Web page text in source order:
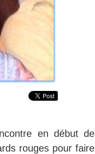
en début de
rouges pour faire